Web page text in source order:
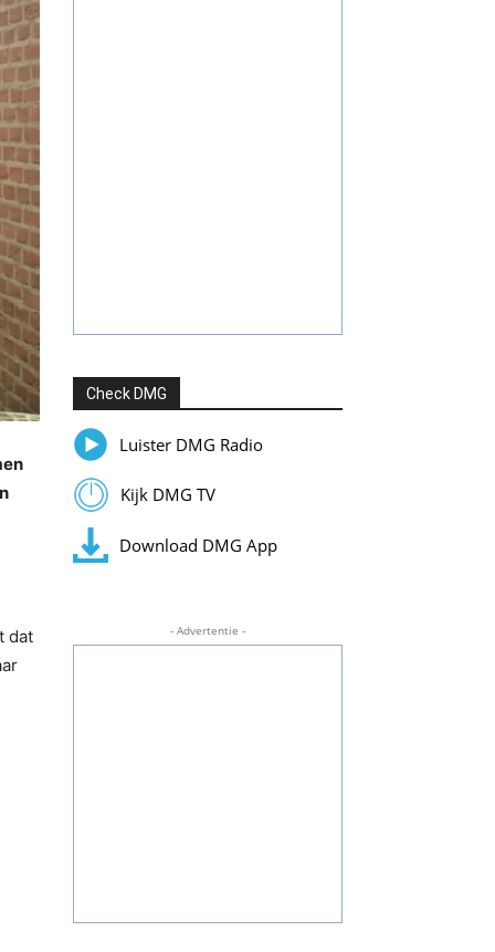
dat
Check DMG
Luister DMG Radio
Kijk DMG TV
Download DMG App
- Advertentie -